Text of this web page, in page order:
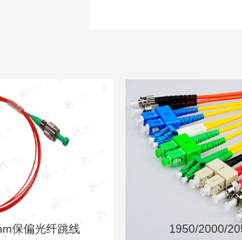
保偏光纤跳线 1950/2000/